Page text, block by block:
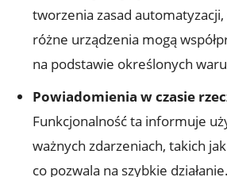
tworzenia zasad
różne urządzenia mogą
na podstawie określonych
Powiadomienia w czasie
Funkcjonalność ta informuje
ważnych zdarzeniach, takich
co pozwala na szybkie działanie.